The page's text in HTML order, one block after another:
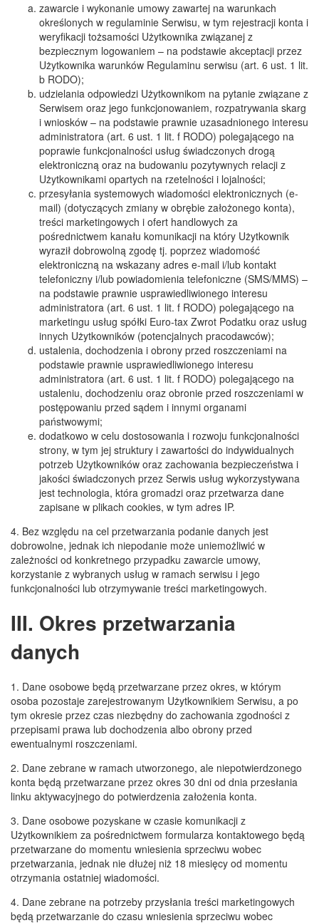
zawarcie i wykonanie umowy zawartej na warunkach
określonych w regulaminie Serwisu, w tym rejestracji konta i
weryfikacji tożsamości Użytkownika związanej z
bezpiecznym logowaniem – na podstawie akceptacji przez
Użytkownika warunków Regulaminu serwisu (art. 6 ust. 1 lit.
b RODO);
udzielania odpowiedzi Użytkownikom na pytanie związane z
Serwisem oraz jego funkcjonowaniem, rozpatrywania skarg
i wniosków – na podstawie prawnie uzasadnionego interesu
administratora (art. 6 ust. 1 lit. f RODO) polegającego na
poprawie funkcjonalności usług świadczonych drogą
elektroniczną oraz na budowaniu pozytywnych relacji z
Użytkownikami opartych na rzetelności i lojalności;
przesyłania systemowych wiadomości elektronicznych (e-
mail) (dotyczących zmiany w obrębie założonego konta),
treści marketingowych i ofert handlowych za
pośrednictwem kanału komunikacji na który Użytkownik
wyraził dobrowolną zgodę tj. poprzez wiadomość
elektroniczną na wskazany adres e-mail i/lub kontakt
telefoniczny i/lub powiadomienia telefoniczne (SMS/MMS) –
na podstawie prawnie usprawiedliwionego interesu
administratora (art. 6 ust. 1 lit. f RODO) polegającego na
marketingu usług spółki Euro-tax Zwrot Podatku oraz usług
innych Użytkowników (potencjalnych pracodawców);
ustalenia, dochodzenia i obrony przed roszczeniami na
podstawie prawnie usprawiedliwionego interesu
administratora (art. 6 ust. 1 lit. f RODO) polegającego na
ustaleniu, dochodzeniu oraz obronie przed roszczeniami w
postępowaniu przed sądem i innymi organami
państwowymi;
dodatkowo w celu dostosowania i rozwoju funkcjonalności
strony, w tym jej struktury i zawartości do indywidualnych
potrzeb Użytkowników oraz zachowania bezpieczeństwa i
jakości świadczonych przez Serwis usług wykorzystywana
jest technologia, która gromadzi oraz przetwarza dane
zapisane w plikach cookies, w tym adres IP.
4. Bez względu na cel przetwarzania podanie danych jest
dobrowolne, jednak ich niepodanie może uniemożliwić w
zależności od konkretnego przypadku zawarcie umowy,
korzystanie z wybranych usług w ramach serwisu i jego
funkcjonalności lub otrzymywanie treści marketingowych.
III. Okres przetwarzania
danych
1. Dane osobowe będą przetwarzane przez okres, w którym
osoba pozostaje zarejestrowanym Użytkownikiem Serwisu, a po
tym okresie przez czas niezbędny do zachowania zgodności z
przepisami prawa lub dochodzenia albo obrony przed
ewentualnymi roszczeniami.
2. Dane zebrane w ramach utworzonego, ale niepotwierdzonego
konta będą przetwarzane przez okres 30 dni od dnia przesłania
linku aktywacyjnego do potwierdzenia założenia konta.
3. Dane osobowe pozyskane w czasie komunikacji z
Użytkownikiem za pośrednictwem formularza kontaktowego będą
przetwarzane do momentu wniesienia sprzeciwu wobec
przetwarzania, jednak nie dłużej niż 18 miesięcy od momentu
otrzymania ostatniej wiadomości.
4. Dane zebrane na potrzeby przysłania treści marketingowych
będą przetwarzanie do czasu wniesienia sprzeciwu wobec